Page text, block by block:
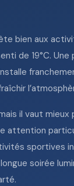
bien aux
de 19°C.
il vaut mieux
attention
sportives
soirée